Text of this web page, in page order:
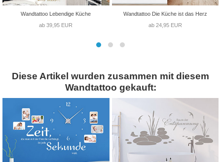
Wandtattoo Lebendige Küche
ab 39,95 EUR
Wandtattoo Die Küche ist das Herz
ab 24,95 EUR
Diese Artikel wurden zusammen mit diesem
Wandtattoo gekauft: